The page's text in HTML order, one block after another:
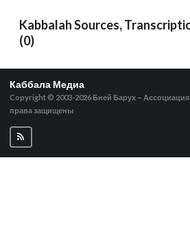
Kabbalah Sources,
(0)
Каббала Медиа
Copyright © 2003-2026 Бней Барух –
права защищены